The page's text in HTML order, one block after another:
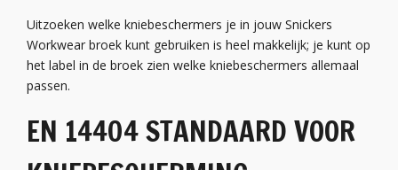
Uitzoeken welke kniebeschermers je in jouw Snickers
Workwear broek kunt gebruiken is heel makkelijk; je kunt op
het label in de broek zien welke kniebeschermers allemaal
passen.
EN 14404 STANDAARD VOOR